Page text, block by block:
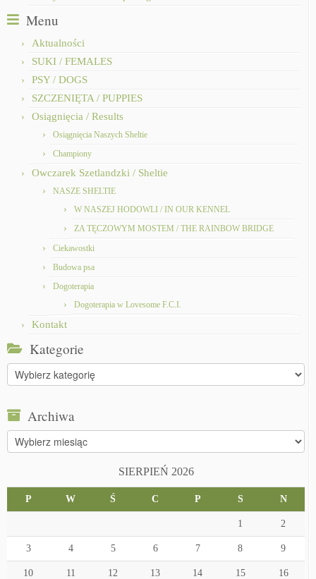
Menu
Aktualności
SUKI / FEMALES
PSY / DOGS
SZCZENIĘTA / PUPPIES
Osiągnięcia / Results
Osiągnięcia Naszych Sheltie
Championy
Owczarek Szetlandzki / Sheltie
NASZE SHELTIE
W NASZEJ HODOWLI / IN OUR KENNEL
ZA TĘCZOWYM MOSTEM / THE RAINBOW BRIDGE
Ciekawostki
Budowa psa
Dogoterapia
Dogoterapia w Lovesome F.C.I.
Kontakt
Kategorie
Kategorie
Archiwa
Archiwa
SIERPIEŃ 2026
P W Ś C P S N
1 2
3 4 5 6 7 8 9
10 11 12 13 14 15 16